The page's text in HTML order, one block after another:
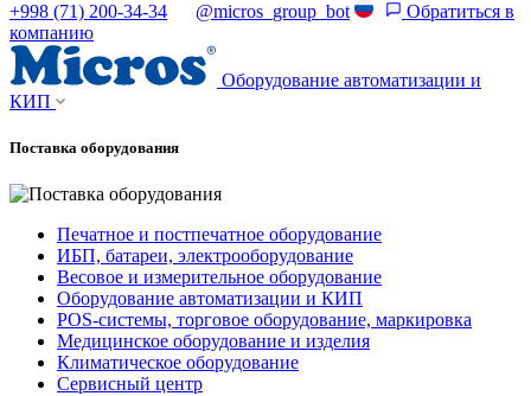
+998 (71) 200-34-34
@micros_group_bot
Обратиться в
компанию
Оборудование автоматизации и
КИП
Поставка оборудования
Печатное и постпечатное оборудование
ИБП, батареи, электрооборудование
Весовое и измерительное оборудование
Оборудование автоматизации и КИП
POS-системы, торговое оборудование, маркировка
Медицинское оборудование и изделия
Климатическое оборудование
Сервисный центр